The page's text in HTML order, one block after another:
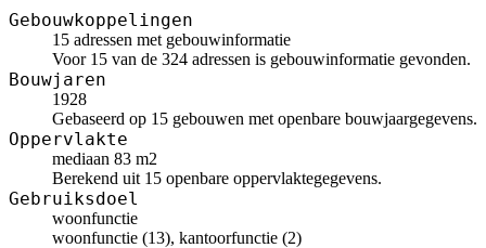
Gebouwkoppelingen
15 adressen met gebouwinformatie
Voor 15 van de 324 adressen is gebouwinformatie gevonden.
Bouwjaren
1928
Gebaseerd op 15 gebouwen met openbare bouwjaargegevens.
Oppervlakte
mediaan 83 m2
Berekend uit 15 openbare oppervlaktegegevens.
Gebruiksdoel
woonfunctie
woonfunctie (13), kantoorfunctie (2)